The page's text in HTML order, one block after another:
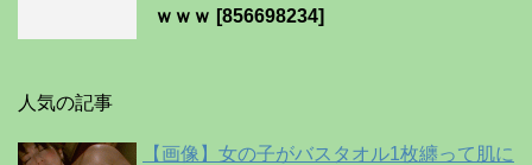
ｗｗｗ [856698234]
人気の記事
【画像】女の子がバスタオル1枚纏って肌に